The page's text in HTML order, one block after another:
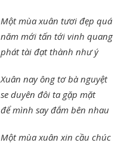
Một mùa xuân tươi đẹp quá
năm mới tấn tới vinh quang
phát tài đạt thành như ý
Xuân nay ông tơ bà nguyệt
se duyên đôi ta gặp mặt
để mình say đắm bên nhau
Một mùa xuân xin cầu chúc